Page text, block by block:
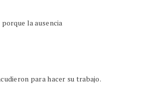
la ausencia
para hacer su trabajo.